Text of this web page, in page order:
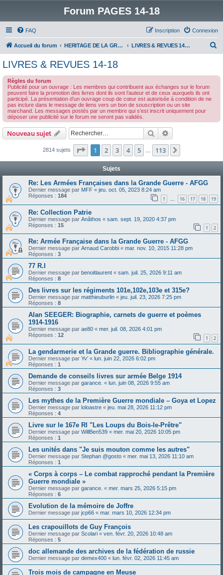
Forum PAGES 14-18
FAQ Connexion
Inscription
Accueil du forum HERITAGE DE LA GRANDE GUERRE : LIVRES & REVUES 14-18
LIVRES & REVUES 14-18
Règles du forum
Publicité pour un ouvrage : Les membres qui contribuent aux échanges sur le forum
peuvent faire la promotion des livres dont ils sont l’auteur et de ceux auxquels ils ont
participé. La présentation d’un ouvrage coup de cœur est autorisée à condition de ne
pas inclure dans le message de liens vers un bon de souscription ou un site
marchand. Les messages postés par un membre qui s’est inscrit uniquement pour
déposer une publicité sur le forum ne seront pas validés.
Nouveau sujet Rechercher
2814 sujets Page 1sur113
1 2 3 4 5 113
Sujets
Re: Les Armées Françaises dans la Grande Guerre - AFGG
Dernier message par MFF « jeu. oct. 05, 2023 8:24 am
Réponses : 184 1 … 16 17 18 19
Re: Collection Patrie
Dernier message par Anâthos « sam. sept. 19, 2020 4:37 pm
Réponses : 15 1 2
Re: Armée Française dans la Grande Guerre - AFGG
Dernier message par Arnaud Carobbi « mar. nov. 10, 2015 11:28 pm
Réponses : 3
77 R.I
Dernier message par benoitlaurent « sam. juil. 25, 2026 9:11 am
Réponses : 8
Des livres sur les régiments 101e,102e,103e et 315e?
Dernier message par matthieuburlin « jeu. juil. 23, 2026 7:25 pm
Réponses : 8
Alan SEEGER: Biographie, carnets de guerre et poèmes
1914-1916
Dernier message par ae80 « mer. juil. 08, 2026 4:01 pm
Réponses : 12 1 2
La gendarmerie et la Grande guerre. Bibliographie générale.
Dernier message par Yv' « lun. juin 22, 2026 6:02 pm
Réponses : 1
Demande de conseils livres sur armée Belge 1914
Dernier message par garance. « lun. juin 08, 2026 9:55 am
Réponses : 3
Les mythes de la Première Guerre mondiale – Goya et Lopez
Dernier message par loloastre « jeu. mai 28, 2026 11:12 pm
Réponses : 4
Livre sur le 167e RI "Les Loups du Bois-le-Prêtre"
Dernier message par WillBen539 « mer. mai 20, 2026 10:05 pm
Réponses : 1
Les unités dans "Je suis mouton comme les autres"
Dernier message par Stephan @gosto « mer. mai 13, 2026 11:10 am
Réponses : 1
« Corps à corps – Le combat rapproché pendant la Première
Guerre mondiale »
Dernier message par garance. « mer. mars 25, 2026 5:15 pm
Réponses : 6
Evolution de la mémoire de Joffre
Dernier message par jcp66 « mar. mars 10, 2026 12:34 pm
Les crapouillots de Guy François
Dernier message par Scolari « ven. févr. 20, 2026 10:48 am
Réponses : 5
doc allemande des archives de la fédération de russie
Dernier message par demex400 « lun. févr. 02, 2026 11:45 am
Trois mois de campagne en Meuse